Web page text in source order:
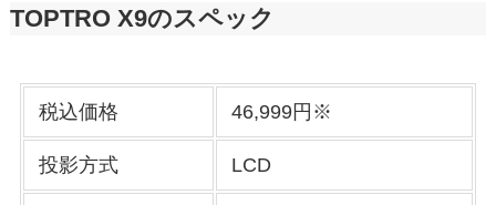
TOPTRO X9のスペック
税込価格 46,999円※
投影方式 LCD